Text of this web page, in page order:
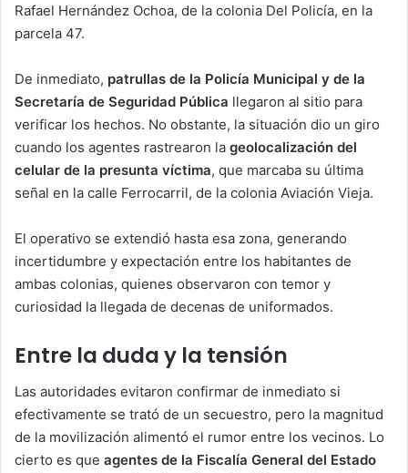
Rafael Hernández Ochoa, de la colonia Del Policía, en la
parcela 47.
De inmediato, patrullas de la Policía Municipal y de la
Secretaría de Seguridad Pública llegaron al sitio para
verificar los hechos. No obstante, la situación dio un giro
cuando los agentes rastrearon la geolocalización del
celular de la presunta víctima, que marcaba su última
señal en la calle Ferrocarril, de la colonia Aviación Vieja.
El operativo se extendió hasta esa zona, generando
incertidumbre y expectación entre los habitantes de
ambas colonias, quienes observaron con temor y
curiosidad la llegada de decenas de uniformados.
Entre la duda y la tensión
Las autoridades evitaron confirmar de inmediato si
efectivamente se trató de un secuestro, pero la magnitud
de la movilización alimentó el rumor entre los vecinos. Lo
cierto es que agentes de la Fiscalía General del Estado